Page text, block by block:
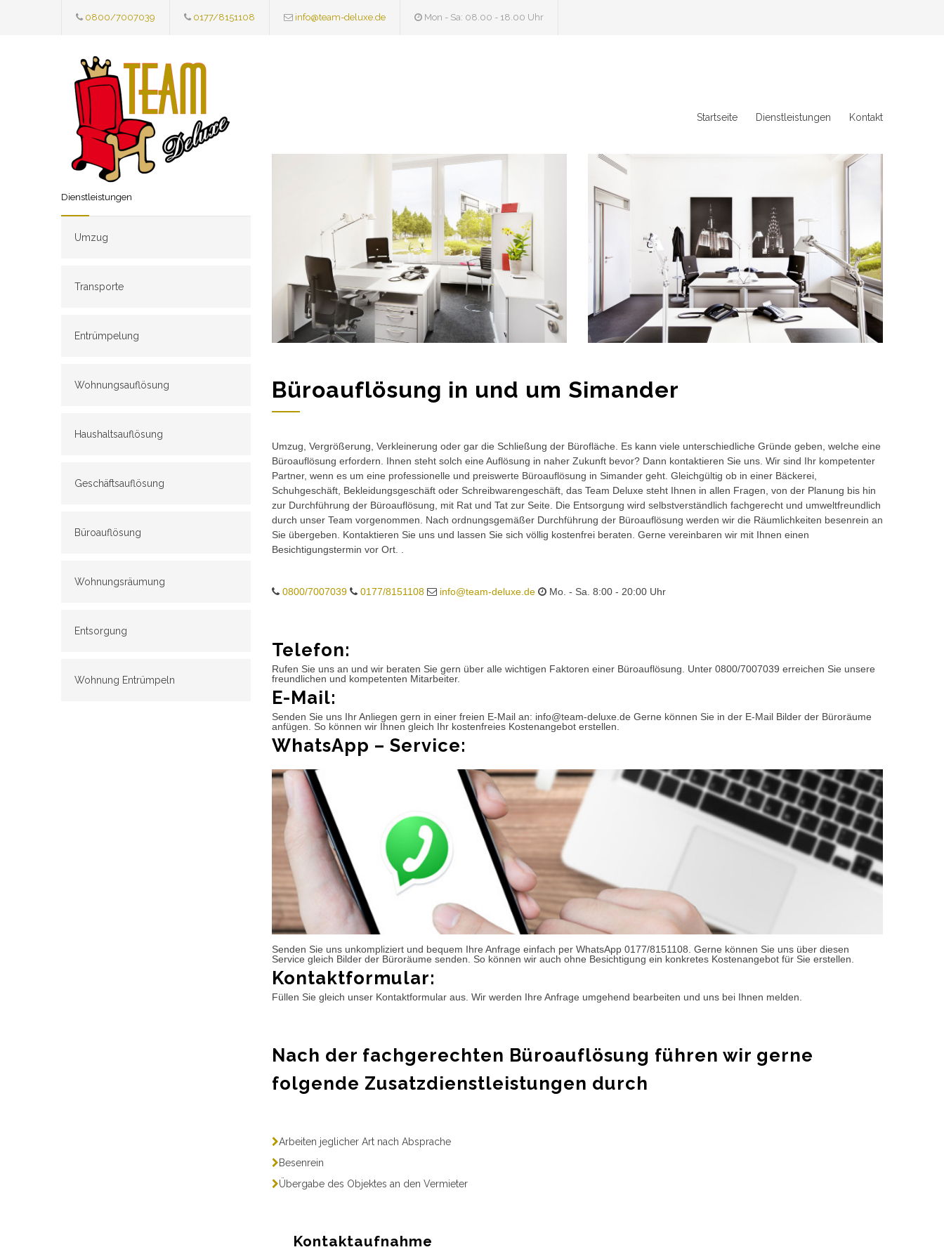
0800/7007039 0177/8151108 info@team-deluxe.de Mon - Sa: 08.00 - 18.00 Uhr
Startseite Dienstleistungen Kontakt
Dienstleistungen
Umzug
Transporte
Entrümpelung
Wohnungsauflösung
Haushaltsauflösung
Geschäftsauflösung
Büroauflösung
Wohnungsräumung
Entsorgung
Wohnung Entrümpeln
Büroauflösung in und um Simander
Umzug, Vergrößerung, Verkleinerung oder gar die Schließung der Bürofläche. Es kann viele unterschiedliche Gründe geben, welche eine
Büroauflösung erfordern. Ihnen steht solch eine Auflösung in naher Zukunft bevor? Dann kontaktieren Sie uns. Wir sind Ihr kompetenter
Partner, wenn es um eine professionelle und preiswerte Büroauflösung in Simander geht. Gleichgültig ob in einer Bäckerei,
Schuhgeschäft, Bekleidungsgeschäft oder Schreibwarengeschäft, das Team Deluxe steht Ihnen in allen Fragen, von der Planung bis hin
zur Durchführung der Büroauflösung, mit Rat und Tat zur Seite. Die Entsorgung wird selbstverständlich fachgerecht und umweltfreundlich
durch unser Team vorgenommen. Nach ordnungsgemäßer Durchführung der Büroauflösung werden wir die Räumlichkeiten besenrein an
Sie übergeben. Kontaktieren Sie uns und lassen Sie sich völlig kostenfrei beraten. Gerne vereinbaren wir mit Ihnen einen
Besichtigungstermin vor Ort. .
0800/7007039 0177/8151108 info@team-deluxe.de Mo. - Sa. 8:00 - 20:00 Uhr
Telefon:
Rufen Sie uns an und wir beraten Sie gern über alle wichtigen Faktoren einer Büroauflösung. Unter 0800/7007039 erreichen Sie unsere
freundlichen und kompetenten Mitarbeiter.
E-Mail:
Senden Sie uns Ihr Anliegen gern in einer freien E-Mail an: info@team-deluxe.de Gerne können Sie in der E-Mail Bilder der Büroräume
anfügen. So können wir Ihnen gleich Ihr kostenfreies Kostenangebot erstellen.
WhatsApp – Service:
Senden Sie uns unkompliziert und bequem Ihre Anfrage einfach per WhatsApp 0177/8151108. Gerne können Sie uns über diesen
Service gleich Bilder der Büroräume senden. So können wir auch ohne Besichtigung ein konkretes Kostenangebot für Sie erstellen.
Kontaktformular:
Füllen Sie gleich unser Kontaktformular aus. Wir werden Ihre Anfrage umgehend bearbeiten und uns bei Ihnen melden.
Nach der fachgerechten Büroauflösung führen wir gerne
folgende Zusatzdienstleistungen durch
Arbeiten jeglicher Art nach Absprache
Besenrein
Übergabe des Objektes an den Vermieter
Kontaktaufnahme